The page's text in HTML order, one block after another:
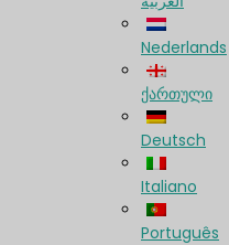
Nederlands
ქართული
Deutsch
Italiano
Português